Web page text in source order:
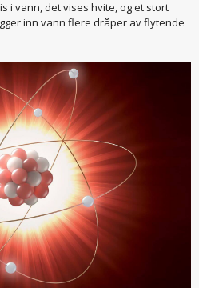
i vann, det vises hvite, og et stort
inn vann flere dråper av flytende